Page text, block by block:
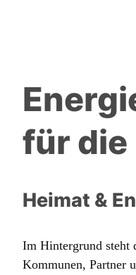
für die
Heimat &
Im Hintergrund steht
Kommunen, Partner